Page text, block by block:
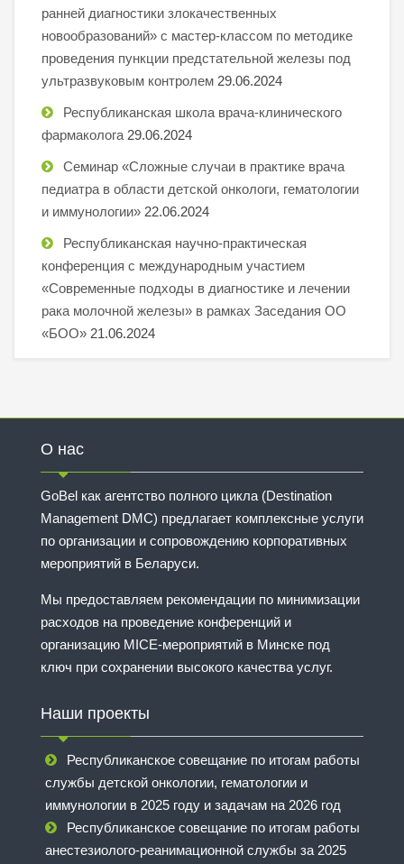
ранней диагностики злокачественных
новообразований» с мастер-классом по методике
проведения пункции предстательной железы под
ультразвуковым контролем 29.06.2024
Республиканская школа врача-клинического
фармаколога 29.06.2024
Семинар «Сложные случаи в практике врача
педиатра в области детской онкологи, гематологии
и иммунологии» 22.06.2024
Республиканская научно-практическая
конференция с международным участием
«Современные подходы в диагностике и лечении
рака молочной железы» в рамках Заседания ОО
«БОО» 21.06.2024
О нас
GoBel как агентство полного цикла (Destination
Management DMC) предлагает комплексные услуги
по организации и сопровождению корпоративных
мероприятий в Беларуси.
Мы предоставляем рекомендации по минимизации
расходов на проведение конференций и
организацию MICE-мероприятий в Минске под
ключ при сохранении высокого качества услуг.
Наши проекты
Республиканское совещание по итогам работы
службы детской онкологии, гематологии и
иммунологии в 2025 году и задачам на 2026 год
Республиканское совещание по итогам работы
анестезиолого-реанимационной службы за 2025